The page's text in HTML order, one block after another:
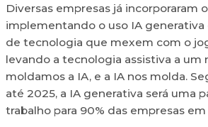
Diversas empresas já incorporaram
implementando o uso IA
de tecnologia que mexem com o
levando a tecnologia assistiva a um
moldamos a IA, e a IA nos molda.
até 2025, a IA generativa será uma
trabalho para 90% das empresas